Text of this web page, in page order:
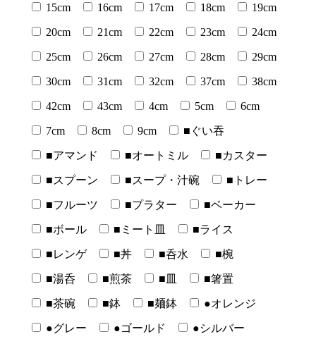
15cm 16cm 17cm 18cm 19cm
20cm 21cm 22cm 23cm 24cm
25cm 26cm 27cm 28cm 29cm
30cm 31cm 32cm 37cm 38cm
42cm 43cm 4cm 5cm 6cm
7cm 8cm 9cm ■ぐい吞
■アマンド ■オートミル ■カスター
■スプーン ■スープ・汁碗 ■トレー
■フルーツ ■プラター ■ベーカー
■ボール ■ミート皿 ■ライス
■レンゲ ■丼 ■呑水 ■椀
■湯呑 ■煎茶 ■皿 ■箸置
■茶碗 ■鉢 ■麺鉢 ●オレンジ
●グレー ●ゴールド ●シルバー